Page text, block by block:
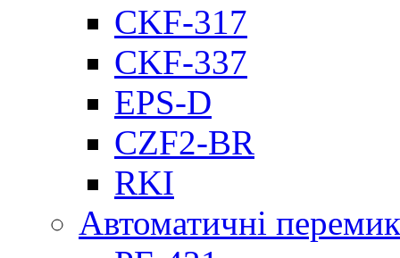
CKF-317
CKF-337
EPS-D
CZF2-BR
RKI
Автоматичні